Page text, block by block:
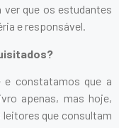
que os estudantes
e responsável.
e constatamos que a
apenas, mas hoje,
que consultam